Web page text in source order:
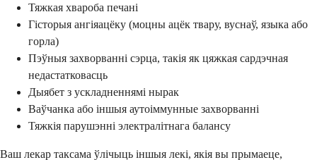
Тяжкая хвароба печані
Гісторыя ангіяацёку (моцны ацёк твару, вуснаў, языка або
горла)
Пэўныя захворванні сэрца, такія як цяжкая сардэчная
недастатковасць
Дыябет з ускладненнямі нырак
Ваўчанка або іншыя аутоіммунные захворванні
Тяжкія парушэнні электралітнага балансу
Ваш лекар таксама ўлічыць іншыя лекі, якія вы прымаеце,